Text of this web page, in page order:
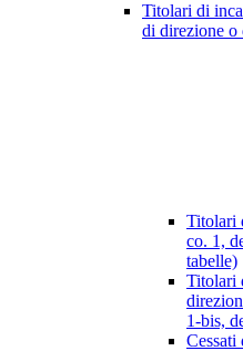
Titolari di
di direzione o
Titolari
co. 1,
tabelle)
Titolari
1-bis,
Cessati